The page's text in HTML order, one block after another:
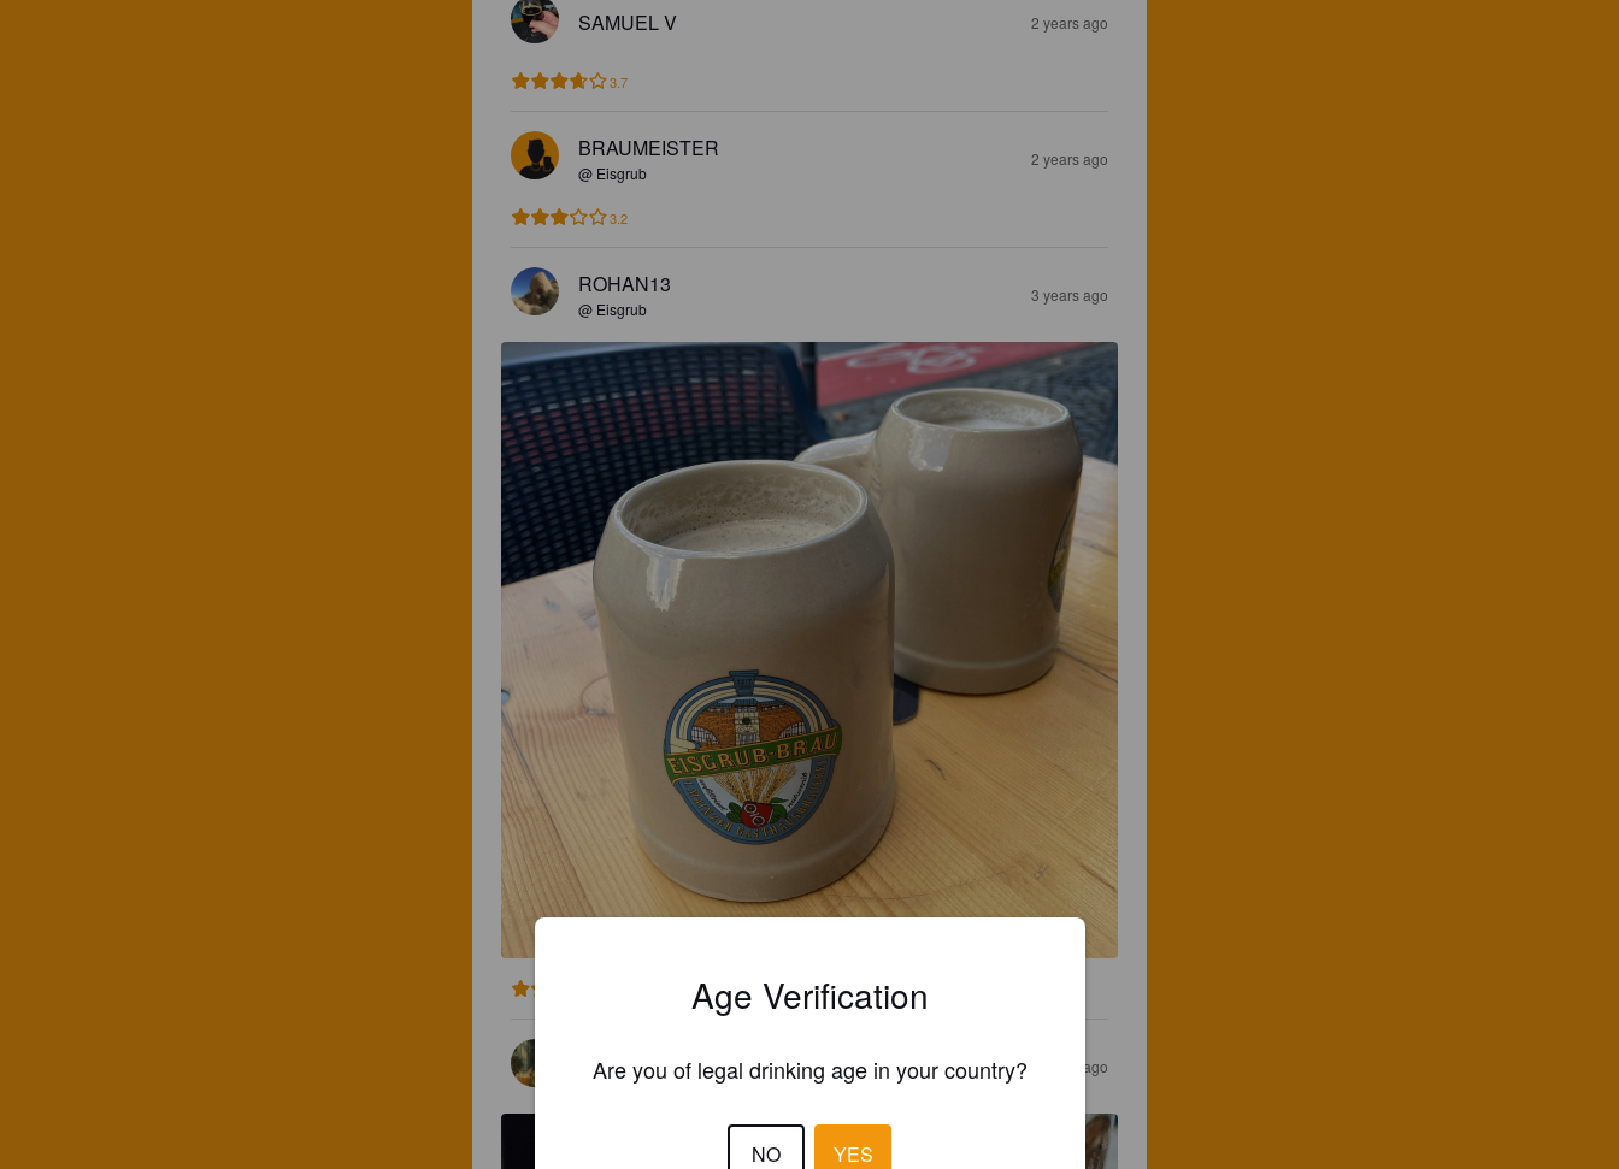
SAMUEL V 2 years ago
3.7
BRAUMEISTER
@ Eisgrub
2 years ago
3.2
ROHAN13
@ Eisgrub
3 years ago
@ Eisgrub
4 years ago
Age Verification
Are you of legal drinking age in your country?
NO YES